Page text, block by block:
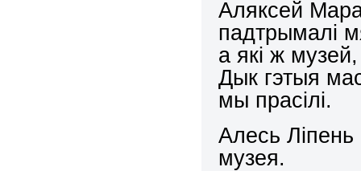
Аляксей
падтрымалі
а які ж
Дык гэтыя
мы прасілі.
Алесь Ліпень
музея.